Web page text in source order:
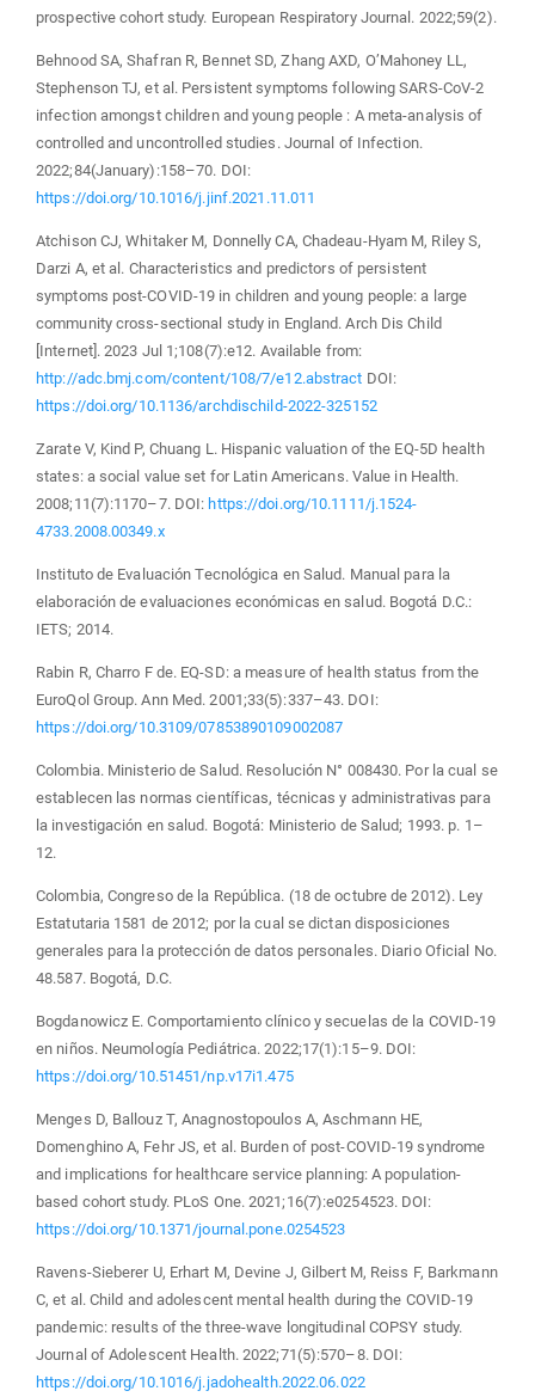
prospective cohort study. European Respiratory Journal. 2022;59(2).
Behnood SA, Shafran R, Bennet SD, Zhang AXD, O’Mahoney LL,
Stephenson TJ, et al. Persistent symptoms following SARS-CoV-2
infection amongst children and young people : A meta-analysis of
controlled and uncontrolled studies. Journal of Infection.
2022;84(January):158–70. DOI:
https://doi.org/10.1016/j.jinf.2021.11.011
Atchison CJ, Whitaker M, Donnelly CA, Chadeau-Hyam M, Riley S,
Darzi A, et al. Characteristics and predictors of persistent
symptoms post-COVID-19 in children and young people: a large
community cross-sectional study in England. Arch Dis Child
[Internet]. 2023 Jul 1;108(7):e12. Available from:
http://adc.bmj.com/content/108/7/e12.abstract DOI:
https://doi.org/10.1136/archdischild-2022-325152
Zarate V, Kind P, Chuang L. Hispanic valuation of the EQ‐5D health
states: a social value set for Latin Americans. Value in Health.
2008;11(7):1170–7. DOI: https://doi.org/10.1111/j.1524-
4733.2008.00349.x
Instituto de Evaluación Tecnológica en Salud. Manual para la
elaboración de evaluaciones económicas en salud. Bogotá D.C.:
IETS; 2014.
Rabin R, Charro F de. EQ-SD: a measure of health status from the
EuroQol Group. Ann Med. 2001;33(5):337–43. DOI:
https://doi.org/10.3109/07853890109002087
Colombia. Ministerio de Salud. Resolución N° 008430. Por la cual se
establecen las normas científicas, técnicas y administrativas para
la investigación en salud. Bogotá: Ministerio de Salud; 1993. p. 1–
12.
Colombia, Congreso de la República. (18 de octubre de 2012). Ley
Estatutaria 1581 de 2012; por la cual se dictan disposiciones
generales para la protección de datos personales. Diario Oficial No.
48.587. Bogotá, D.C.
Bogdanowicz E. Comportamiento clínico y secuelas de la COVID-19
en niños. Neumología Pediátrica. 2022;17(1):15–9. DOI:
https://doi.org/10.51451/np.v17i1.475
Menges D, Ballouz T, Anagnostopoulos A, Aschmann HE,
Domenghino A, Fehr JS, et al. Burden of post-COVID-19 syndrome
and implications for healthcare service planning: A population-
based cohort study. PLoS One. 2021;16(7):e0254523. DOI:
https://doi.org/10.1371/journal.pone.0254523
Ravens-Sieberer U, Erhart M, Devine J, Gilbert M, Reiss F, Barkmann
C, et al. Child and adolescent mental health during the COVID-19
pandemic: results of the three-wave longitudinal COPSY study.
Journal of Adolescent Health. 2022;71(5):570–8. DOI:
https://doi.org/10.1016/j.jadohealth.2022.06.022